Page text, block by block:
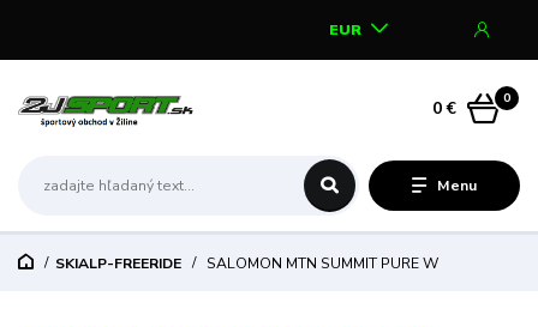
Menu
EUR
0
0 €
SKIALP-FREERIDE SALOMON MTN SUMMIT PURE W